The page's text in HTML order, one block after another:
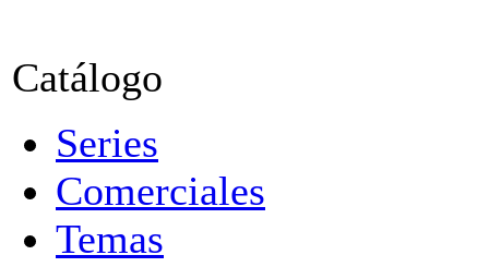
Catálogo
Series
Comerciales
Temas